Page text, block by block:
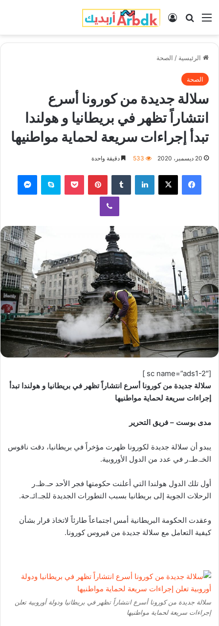
القائمة بحث عنتسجيل الدخول
الرئيسية / الصحة
الصحة
سلالة جديدة من كورونا أسرع
انتشاراً تظهر في بريطانيا و هولندا
تبدأ إجراءات سريعة لحماية مواطنيها
20 ديسمبر، 2020 533 دقيقة واحدة
فيسبوك لينكدإن بينتيريست سكايب
ڤايبر
[sc name=”ads1-2″ ]
سلالة جديدة من كورونا أسرع انتشاراً تظهر في بريطانيا و هولندا تبدأ
إجراءات سريعة لحماية مواطنيها
مدى بوست – فريق التحرير
يبدو أن سلالة جديدة لكورونا ظهرت مؤخراً في بريطانيا، دقت ناقوس
الخـ.طـ.ر في عدد من الدول الأوروبية.
أول تلك الدول هولندا التي أعلنت حكومتها فجر الأحد حـ.ظـ.ر
الرحلات الجوية إلى بريطانيا بسبب التطورات الجديدة للجـ.ائـ.حة.
وعقدت الحكومة البريطانية أمس اجتماعاً طارئاً لاتخاذ قرار بشأن
كيفية التعامل مع سلالة جديدة من فيروس كورونا.
سلالة جديدة من كورونا أسرع انتشاراً تظهر في بريطانيا ودولة أوروبية تعلن
إجراءات سريعة لحماية مواطنيها